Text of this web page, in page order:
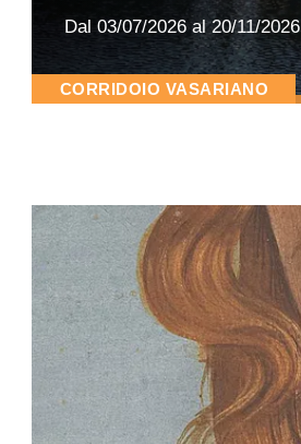
CORRIDOIO VASARIANO
Dal 03/07/2026 al 20/11/2026